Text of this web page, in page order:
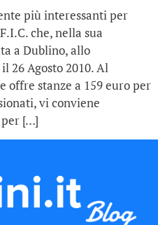
più interessanti per
che, nella sua
a Dublino, allo
26 Agosto 2010. Al
offre stanze a 159 euro per
vi conviene
[…]